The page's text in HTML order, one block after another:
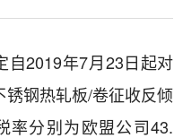
自2019年7月23日起对
锈钢热轧板/卷征收反倾
率分别为欧盟公司43.